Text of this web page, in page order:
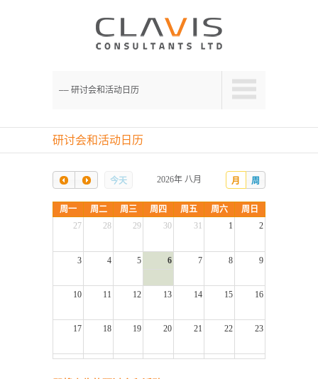
–– 研讨会和活动日历
研讨会和活动日历
今天 月 周
2026年 八月
周一 周二 周三 周四 周五 周六
周日
27
28 29 30 31 1 2
3 4 5 6 7 8 9
10 11 12 13 14 15 16
17 18 19 20 21 22 23